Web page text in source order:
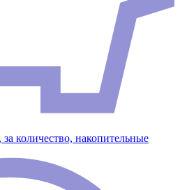
количество, накопительные